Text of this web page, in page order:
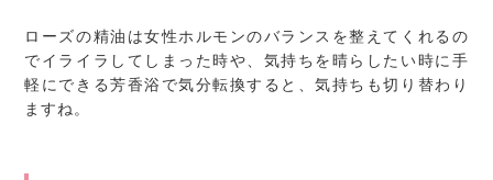
ローズの精油は女性ホルモンのバランスを整えてくれるの
でイライラしてしまった時や、気持ちを晴らしたい時に手
軽にできる芳香浴で気分転換すると、気持ちも切り替わり
ますね。